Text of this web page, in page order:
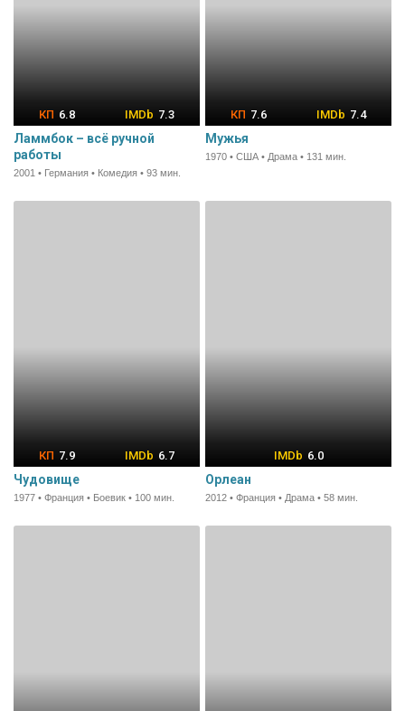
6.8 7.3
Ламмбок – всё ручной
работы
2001 • Германия • Комедия • 93 мин.
7.6 7.4
Мужья
1970 • США • Драма • 131 мин.
7.9 6.7
Чудовище
1977 • Франция • Боевик • 100 мин.
6.0
Орлеан
2012 • Франция • Драма • 58 мин.